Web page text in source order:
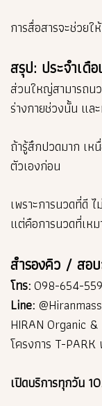
การสื่อสารจะช่วย
สรุป: ประจำเดื
ส่วนใหญ่สามารถน
ร่างกายช่วงนั้น แล
ถ้ารู้สึกปวดมาก เ
ตัวเองก่อน
เพราะการนวดที่ดี
แต่คือการนวดที่เห
สำรองคิว / สอ
โทร:098-654-
Line:
HIRAN Organic
โครงการ T-
เปิดบริการทุกวัน